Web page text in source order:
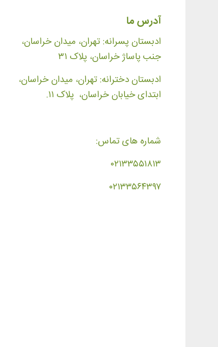
آدرس ما
ادبستان پسرانه: تهران، میدان خراسان،
جنب پاساژ خراسان، پلاک ۳۱
ادبستان دخترانه: تهران، میدان خراسان،
ابتدای خیابان خراسان، پلاک ۱۱.
شماره های تماس:
۰۲۱۳۳۵۵۱۸۱۳
۰۲۱۳۳۵۶۴۳۹۷